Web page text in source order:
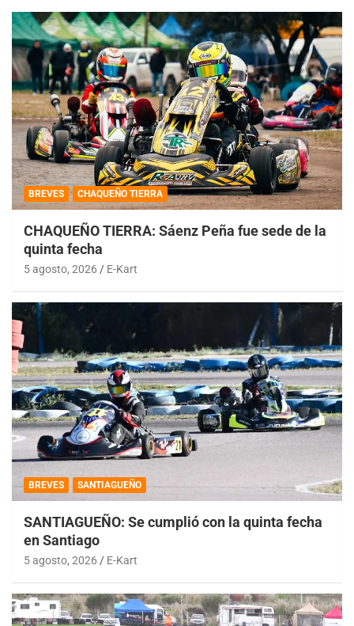
BREVES CHAQUEÑO TIERRA
CHAQUEÑO TIERRA: Sáenz Peña fue sede de la
quinta fecha
5 agosto, 2026 E-Kart
BREVES SANTIAGUEÑO
SANTIAGUEÑO: Se cumplió con la quinta fecha
en Santiago
5 agosto, 2026 E-Kart